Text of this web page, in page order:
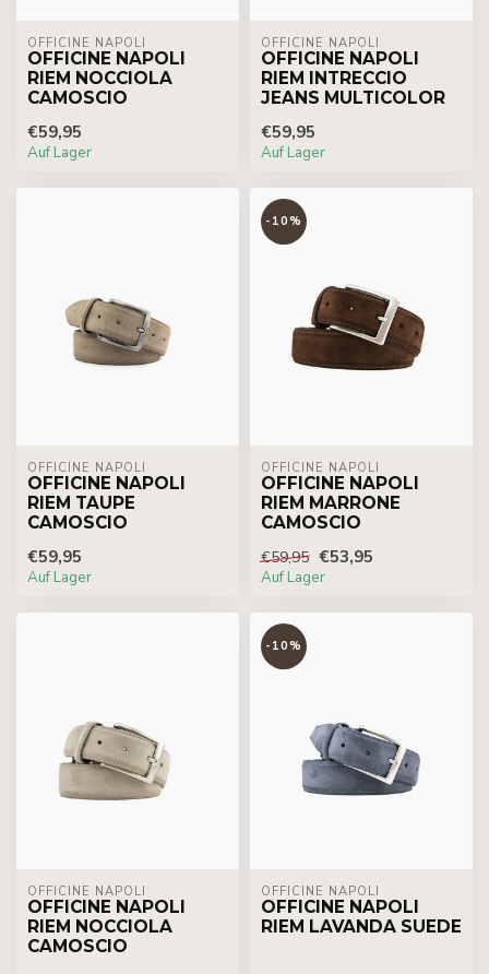
OFFICINE NAPOLI
OFFICINE NAPOLI
RIEM NOCCIOLA
CAMOSCIO
€59,95
Auf Lager
OFFICINE NAPOLI
OFFICINE NAPOLI
RIEM INTRECCIO
JEANS MULTICOLOR
€59,95
Auf Lager
OFFICINE NAPOLI
OFFICINE NAPOLI
RIEM TAUPE
CAMOSCIO
€59,95
Auf Lager
-10%
OFFICINE NAPOLI
OFFICINE NAPOLI
RIEM MARRONE
CAMOSCIO
€59,95 €53,95
Auf Lager
OFFICINE NAPOLI
OFFICINE NAPOLI
RIEM NOCCIOLA
CAMOSCIO
-10%
OFFICINE NAPOLI
OFFICINE NAPOLI
RIEM LAVANDA SUEDE